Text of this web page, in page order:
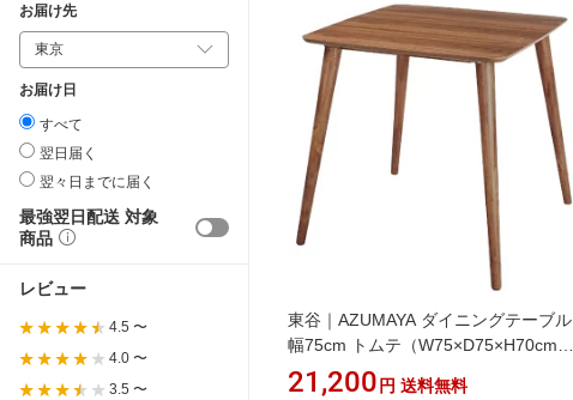
お届け先
お届け日
すべて
翌日届く
翌々日までに届く
最強翌日配送 対象
商品
レビュー
4.5 〜
4.0 〜
3.5 〜
東谷｜AZUMAYA ダイニングテーブル
幅75cm トムテ（W75×D75×H70cm）
TAC-241WAL ブラウン
21,200 円 送料無料